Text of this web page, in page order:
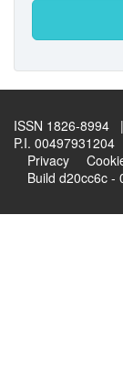
ISSN 1826-8994
P.I. 00497931204
Privacy
Build d20cc6c -